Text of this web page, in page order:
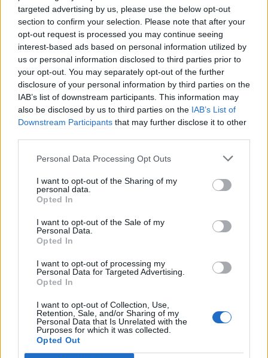
targeted advertising by us, please use the below opt-out
section to confirm your selection. Please note that after your
opt-out request is processed you may continue seeing
interest-based ads based on personal information utilized by
us or personal information disclosed to third parties prior to
your opt-out. You may separately opt-out of the further
disclosure of your personal information by third parties on the
IAB’s list of downstream participants. This information may
also be disclosed by us to third parties on the IAB’s List of
Downstream Participants that may further disclose it to other
Personal Data Processing Opt Outs
I want to opt-out of the Sharing of my
personal data.
Opted In
I want to opt-out of the Sale of my
Personal Data.
Opted In
I want to opt-out of processing my
Personal Data for Targeted Advertising.
Opted In
I want to opt-out of Collection, Use,
Retention, Sale, and/or Sharing of my
Personal Data that Is Unrelated with the
Purposes for which it was collected.
Opted Out